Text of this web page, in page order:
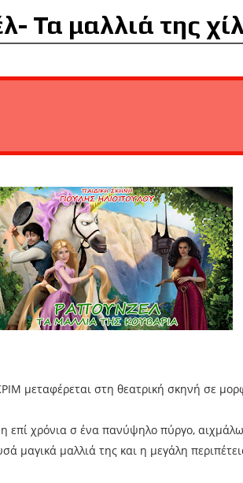
Τα μαλλιά της
μεταφέρεται στη θεατρική σκηνή σε
επί χρόνια σ ένα πανύψηλο πύργο,
μαγικά μαλλιά της και η μεγάλη